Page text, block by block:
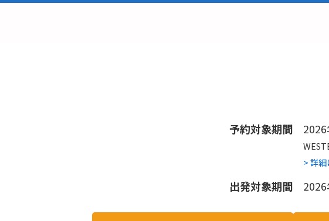
予約対象期間
> 詳
出発対象期間